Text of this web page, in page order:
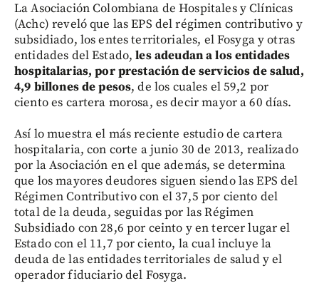
La Asociación Colombiana de Hospitales y Clínicas
(Achc) reveló que las EPS del régimen contributivo y
subsidiado, los entes territoriales, el Fosyga y otras
entidades del Estado, les adeudan a los entidades
hospitalarias, por prestación de servicios de salud,
4,9 billones de pesos, de los cuales el 59,2 por
ciento es cartera morosa, es decir mayor a 60 días.
Así lo muestra el más reciente estudio de cartera
hospitalaria, con corte a junio 30 de 2013, realizado
por la Asociación en el que además, se determina
que los mayores deudores siguen siendo las EPS del
Régimen Contributivo con el 37,5 por ciento del
total de la deuda, seguidas por las Régimen
Subsidiado con 28,6 por ceinto y en tercer lugar el
Estado con el 11,7 por ciento, la cual incluye la
deuda de las entidades territoriales de salud y el
operador fiduciario del Fosyga.